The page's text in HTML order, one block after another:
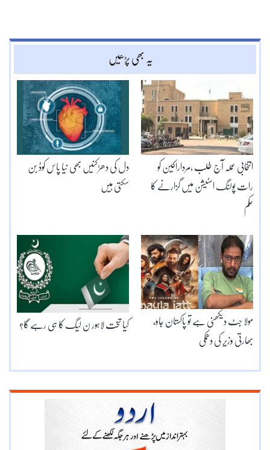
یہ بھی پڑھیں
دل کی دھڑکنیں بھی نیا پاس کوڈ بن
سکتی ہیں
انتخابی عملہ آج طلب ،مرداراکین کو
رات پولنگ اسٹیشن میں گزارنے کا
حکم
کیا تخت لاہور ن لیگ کا ہی رہے گا؟ مولا جٹ دیکھنی ہے تو پاکستان جاو،
بھارتی وزیر کی دھمکی